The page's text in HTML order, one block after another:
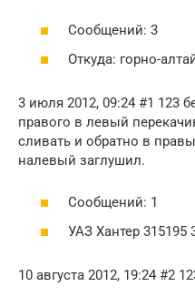
Сообщений: 3
Откуда: горно-
3 июля 2012, 09:24 #1 123
правого в левый
сливать и обратно в
налевый заглушил.
Сообщений: 1
УАЗ Хантер 315195
10 августа 2012, 19:24 #2